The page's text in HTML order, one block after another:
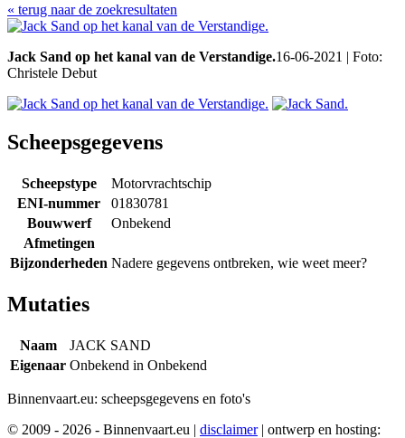
« terug naar de zoekresultaten
Jack Sand op het kanal van de Verstandige.16-06-2021 | Foto:
Christele Debut
Scheepsgegevens
Scheepstype
Motorvrachtschip
ENI-nummer
01830781
Bouwwerf
Onbekend
Afmetingen
Bijzonderheden Nadere gegevens ontbreken, wie weet meer?
Mutaties
Naam
JACK SAND
Eigenaar Onbekend in Onbekend
Binnenvaart.eu: scheepsgegevens en foto's
© 2009 - 2026 - Binnenvaart.eu | disclaimer | ontwerp en hosting: